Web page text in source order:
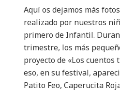
Aquí os dejamos más
realizado por nuestros
primero de Infantil.
trimestre, los más
proyecto de «Los cuentos
eso, en su festival,
Patito Feo, Caperucita